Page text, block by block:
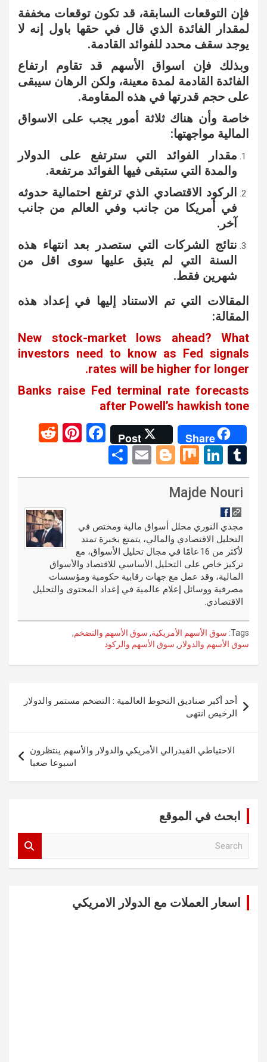
فإن التوقعات السابقة، قد تكون توقعات مخففة
لمقدار الفائدة الذي قال في حقها باول إنه لا
يوجد سقف محدد للفوائد القادمة.
وبذلك فإن اسواق الأسهم قد تقاوم ارتفاع
الفائدة القادمة لمدة معينة، ولكن الرهان سيبقى
على حجم قدرتها في هذه المقاومة.
خاصة وأن هناك ثلاثة أمور يجب على الاسواق
المالية مواجهتها:
مقدار الفوائد التي سترتفع على الدولار
والمدة التي ستبقى فيها الفوائد مرتفعة.
الركود الاقتصادي الذي ترتفع احتمالية حدوثه
في أمريكا من جانب وفي العالم من جانب
آخر.
نتائج الشركات التي ستصدر بعد انتهاء هذه
السنة التي لم يتبق عليها سوى اقل من
شهرين فقط.
المقالات التي تم الاستناد إليها في إعداد هذه
المقالة:
New stock-market lows ahead? What
investors need to know as Fed signals
rates will be higher for longer.
Banks raise Fed terminal rate forecasts
after Powell’s hawkish tone
Share
Post
F
ce
o
k
Pi
er
t
d
t
T
u
m
bl
r
Li
n
ke
n
M
ix
Bl
o
er
E
m
h
Majde Nouri
مجدي النوري محلل أسواق مالية ومختص في
التحليل الاقتصادي والمالي، يتمتع بخبرة تمتد
لأكثر من 16 عامًا في مجال تحليل الأسواق، مع
تركيز خاص على التحليل الأساسي للاقتصاد والأسواق
المالية، وقد عمل مع جهات رقابية حكومية ومؤسسات
مصرفية ووسائل إعلام عالمية في إعداد المحتوى والتحليل
الاقتصادي.
Tags: سوق الأسهم الأمريكية, سوق الأسهم والتضخم,
سوق الأسهم والدولار , سوق الأسهم والركود
تصفّح
المقالات
أحد أكبر صناديق التحوط العالمية : التضخم مستمر والدولار
الرخيص انتهى
الاحتياطي الفيدرالي الأمريكي والدولار والأسهم ينتظرون
اسبوعا صعبا
ابحث في الموقع
اسعار العملات مع الدولار الامريكي